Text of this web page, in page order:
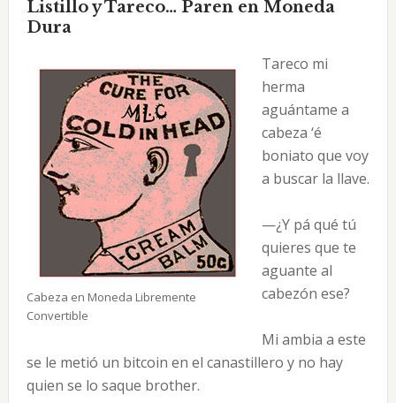
Listillo y Tareco… Paren en Moneda
Dura
Cabeza en Moneda Libremente
Convertible
Tareco mi
herma
aguántame a
cabeza ‘é
boniato que voy
a buscar la llave.
—¿Y pá qué tú
quieres que te
aguante al
cabezón ese?
Mi ambia a este
se le metió un bitcoin en el canastillero y no hay
quien se lo saque brother.